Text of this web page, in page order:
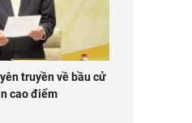
truyền về bầu cử
cao điểm